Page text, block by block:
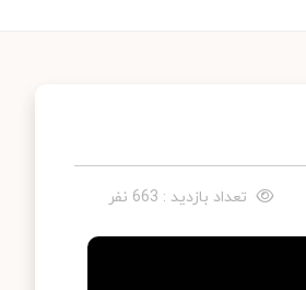
تعداد بازدید : 663 نفر